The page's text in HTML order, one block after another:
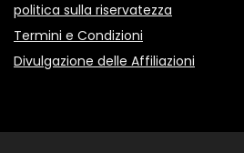
politica sulla riservatezza
Termini e Condizioni
Divulgazione delle Affiliazioni